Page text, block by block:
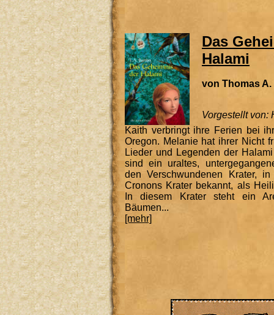
Das
Halami
von Thomas
Vorgestellt von:
Kaith verbringt ihre Ferien bei
Oregon. Melanie hat ihrer Nicht
Lieder und Legenden der
sind ein uraltes,
den Verschwundenen Krater,
Cronons Krater bekannt, als
In diesem Krater steht ein
Bäumen...
[mehr]